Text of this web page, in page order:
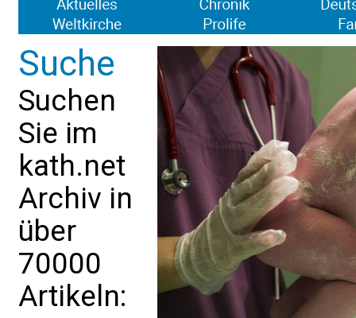
Suche
Suchen
Sie im
kath.net
Archiv in
über
70000
Artikeln: